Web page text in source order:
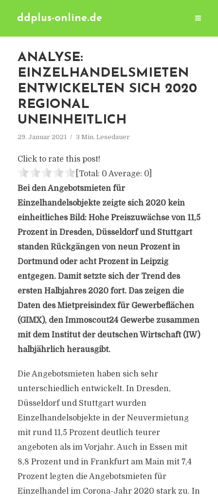
ddplus-online.de
ANALYSE:
EINZELHANDELSMIETEN
ENTWICKELTEN SICH 2020
REGIONAL
UNEINHEITLICH
29. Januar 2021 3 Min. Lesedauer
Click to rate this post!
[Total: 0 Average: 0]
Bei den Angebotsmieten für
Einzelhandelsobjekte zeigte sich 2020 kein
einheitliches Bild: Hohe Preiszuwächse von 11,5
Prozent in Dresden, Düsseldorf und Stuttgart
standen Rückgängen von neun Prozent in
Dortmund oder acht Prozent in Leipzig
entgegen. Damit setzte sich der Trend des
ersten Halbjahres 2020 fort. Das zeigen die
Daten des Mietpreisindex für Gewerbeflächen
(GIMX), den Immoscout24 Gewerbe zusammen
mit dem Institut der deutschen Wirtschaft (IW)
halbjährlich herausgibt.
Die Angebotsmieten haben sich sehr
unterschiedlich entwickelt. In Dresden,
Düsseldorf und Stuttgart wurden
Einzelhandelsobjekte in der Neuvermietung
mit rund 11,5 Prozent deutlich teurer
angeboten als im Vorjahr. Auch in Essen mit
8,8 Prozent und in Frankfurt am Main mit 7,4
Prozent legten die Angebotsmieten für
Einzelhandel im Corona-Jahr 2020 stark zu. In